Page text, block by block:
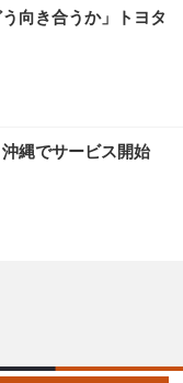
向き合うか」トヨタ
縄でサービス開始